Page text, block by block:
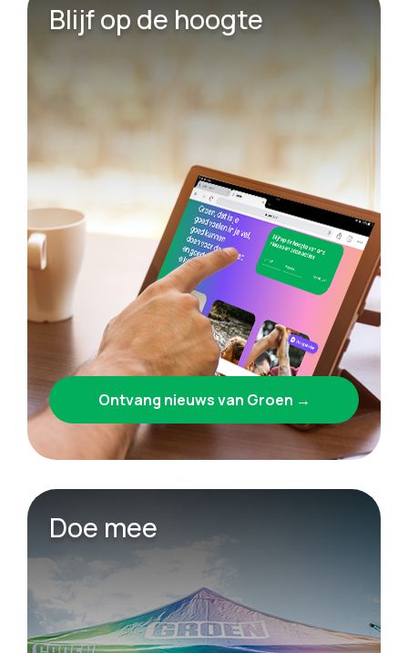
Blijf op de hoogte
Ontvang nieuws van Groen →
Doe mee